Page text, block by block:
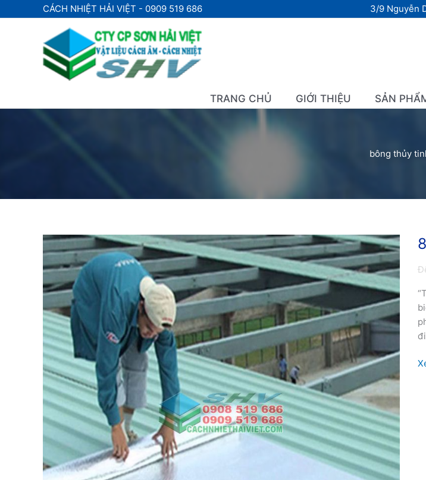
tới
CÁCH NHIỆT HẢI VIỆT - 0909 519 686 3/9 Nguyễn
TRANG CHỦ GIỚI THIỆU SẢN
bông thủy
8